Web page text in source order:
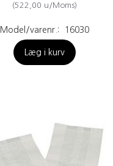
(522,00 u/Moms)
Model/varenr.: 16030
Læg i kurv